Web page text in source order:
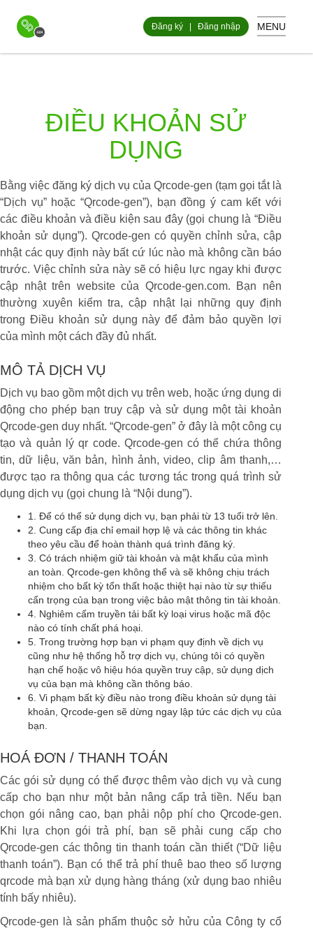
Đăng ký Đăng nhập MENU
ĐIỀU KHOẢN SỬ
DỤNG
Bằng việc đăng ký dịch vụ của Qrcode-gen (tạm gọi tắt là
“Dịch vụ” hoặc “Qrcode-gen”), bạn đồng ý cam kết với
các điều khoản và điều kiện sau đây (gọi chung là “Điều
khoản sử dụng”). Qrcode-gen có quyền chỉnh sửa, cập
nhật các quy định này bất cứ lúc nào mà không cần báo
trước. Việc chỉnh sửa này sẽ có hiệu lực ngay khi được
cập nhật trên website của Qrcode-gen.com. Bạn nên
thường xuyên kiểm tra, cập nhật lại những quy định
trong Điều khoản sử dụng này để đảm bảo quyền lợi
của mình một cách đầy đủ nhất.
MÔ TẢ DỊCH VỤ
Dịch vụ bao gồm một dịch vụ trên web, hoặc ứng dụng di
động cho phép bạn truy cập và sử dụng một tài khoản
Qrcode-gen duy nhất. “Qrcode-gen” ở đây là một công cụ
tạo và quản lý qr code. Qrcode-gen có thể chứa thông
tin, dữ liệu, văn bản, hình ảnh, video, clip âm thanh,…
được tạo ra thông qua các tương tác trong quá trình sử
dụng dịch vụ (gọi chung là “Nội dung”).
1. Để có thể sử dụng dịch vụ, bạn phải từ 13 tuổi trở lên.
2. Cung cấp địa chỉ email hợp lệ và các thông tin khác
theo yêu cầu để hoàn thành quá trình đăng ký.
3. Có trách nhiệm giữ tài khoản và mật khẩu của mình
an toàn. Qrcode-gen không thể và sẽ không chịu trách
nhiệm cho bất kỳ tổn thất hoặc thiệt hại nào từ sự thiếu
cẩn trọng của bạn trong việc bảo mật thông tin tài khoản.
4. Nghiêm cấm truyền tải bất kỳ loại virus hoặc mã độc
nào có tính chất phá hoại.
5. Trong trường hợp bạn vi phạm quy định về dịch vụ
cũng như hệ thống hỗ trợ dịch vụ, chúng tôi có quyền
hạn chế hoặc vô hiệu hóa quyền truy cập, sử dụng dịch
vụ của bạn mà không cần thông báo.
6. Vi phạm bất kỳ điều nào trong điều khoản sử dụng tài
khoản, Qrcode-gen sẽ dừng ngay lập tức các dịch vụ của
bạn.
HOÁ ĐƠN / THANH TOÁN
Các gói sử dụng có thể được thêm vào dịch vụ và cung
cấp cho bạn như một bản nâng cấp trả tiền. Nếu bạn
chọn gói nâng cao, bạn phải nộp phí cho Qrcode-gen.
Khi lựa chọn gói trả phí, bạn sẽ phải cung cấp cho
Qrcode-gen các thông tin thanh toán cần thiết (“Dữ liệu
thanh toán”). Bạn có thể trả phí thuê bao theo số lượng
qrcode mà bạn xử dụng hàng tháng (xử dụng bao nhiêu
tính bấy nhiêu).
Qrcode-gen là sản phẩm thuộc sở hửu của Công ty cổ